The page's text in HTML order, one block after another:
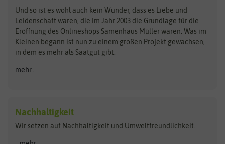
Zimmer & Kübelpflanzen
Kataloge
Schnäppchen
Anzucht & Gartenzubehör
Anzuchtschalen
Heizmatte & Heizkabel
Kokos-Quelltabletten
Zimmergewächshaus
BIOWOL
Blumicorn
Bûten Birds
Carl Pabst
Feldsaaten Freudenberger
Fertil
Flora Elite
Florissa
Flortis
Hortitops
Und so ist es wohl auch kein Wunder, dass es Liebe und
Leidenschaft waren, die im Jahr 2003 die Grundlage für die
Eröffnung des Onlineshops Samenhaus Müller waren. Was im
Kleinen begann ist nun zu einem großen Projekt gewachsen,
in dem es mehr als Saatgut gibt.
mehr...
Nachhaltigkeit
Wir setzen auf Nachhaltigkeit und Umweltfreundlichkeit.